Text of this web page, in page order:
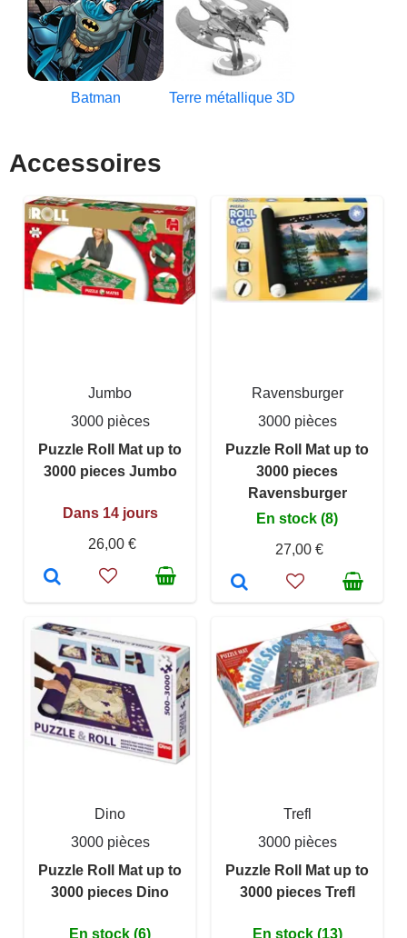
Batman Terre métallique 3D
Accessoires
Jumbo
3000 pièces
Puzzle Roll Mat up to
3000 pieces Jumbo
Dans 14 jours
26,00 €
Ravensburger
3000 pièces
Puzzle Roll Mat up to
3000 pieces
Ravensburger
En stock (8)
27,00 €
Dino
3000 pièces
Puzzle Roll Mat up to
3000 pieces Dino
En stock (6)
Trefl
3000 pièces
Puzzle Roll Mat up to
3000 pieces Trefl
En stock (13)